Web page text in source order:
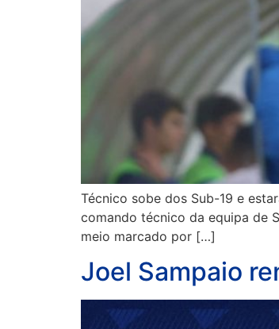
Técnico sobe dos Sub-19 e
comando técnico da equipa de
meio marcado por […]
Joel Sampaio